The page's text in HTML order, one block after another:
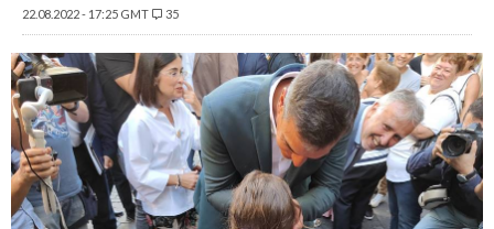
22.08.2022 - 17:25 GMT
35